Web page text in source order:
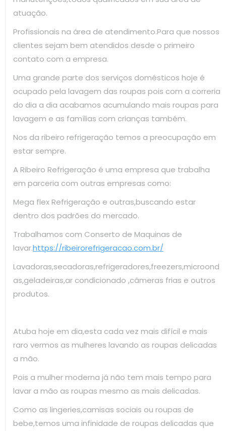
atuação.
Profissionais na área de atendimento.Para que nossos
clientes sejam bem atendidos desde o primeiro
contato com a empresa.
Uma grande parte dos serviços domésticos hoje é
ocupado pela lavagem das roupas pois com a correria
do dia a dia acabamos acumulando mais roupas para
lavagem e as famílias com crianças também.
Nos da ribeiro refrigeração temos a preocupação em
estar sempre.
A Ribeiro Refrigeração é uma empresa que trabalha
em parceria com outras empresas como:
Mega flex Refrigeração e outras,buscando estar
dentro dos padrões do mercado.
Trabalhamos com Conserto de Maquinas de
lavar.https://ribeirorefrigeracao.com.br/
Lavadoras,secadoras,refrigeradores,freezers,microond
as,geladeiras,ar condicionado ,câmeras frias e outros
produtos.
Atuba hoje em dia,esta cada vez mais difícil e mais
raro vermos as mulheres lavando as roupas delicadas
a mão.
Pois a mulher moderna já não tem mais tempo para
lavar a mão as roupas mesmo as mais delicadas.
Como as lingeries,camisas sociais ou roupas de
bebe,temos uma infinidade de roupas delicadas que